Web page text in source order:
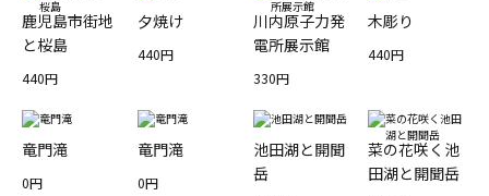
鹿児島市街地
と桜島
440円
夕焼け
440円
川内原子力発
電所展示館
330円
木彫り
440円
竜門滝
0円
竜門滝
0円
池田湖と開聞
岳
菜の花咲く池
田湖と開聞岳